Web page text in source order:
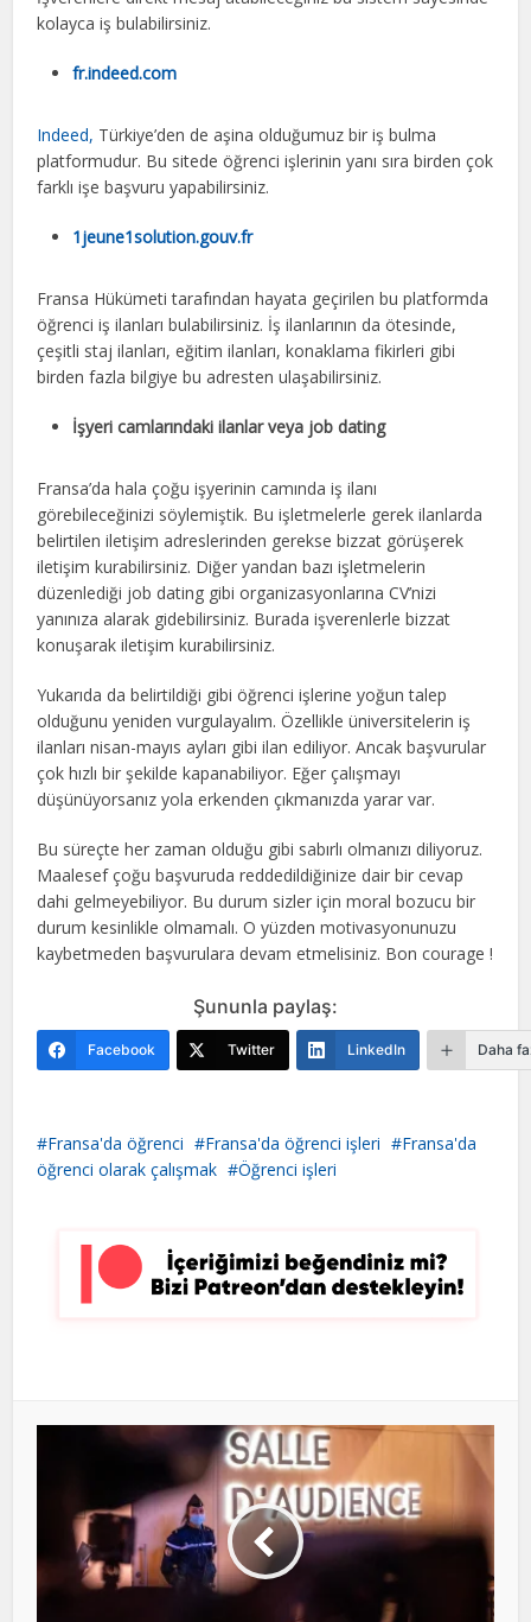
kolayca iş bulabilirsiniz.
fr.indeed.com
Indeed, Türkiye’den de aşina olduğumuz bir iş bulma
platformudur. Bu sitede öğrenci işlerinin yanı sıra birden çok
farklı işe başvuru yapabilirsiniz.
1jeune1solution.gouv.fr
Fransa Hükümeti tarafından hayata geçirilen bu platformda
öğrenci iş ilanları bulabilirsiniz. İş ilanlarının da ötesinde,
çeşitli staj ilanları, eğitim ilanları, konaklama fikirleri gibi
birden fazla bilgiye bu adresten ulaşabilirsiniz.
İşyeri camlarındaki ilanlar veya job dating
Fransa’da hala çoğu işyerinin camında iş ilanı
görebileceğinizi söylemiştik. Bu işletmelerle gerek ilanlarda
belirtilen iletişim adreslerinden gerekse bizzat görüşerek
iletişim kurabilirsiniz. Diğer yandan bazı işletmelerin
düzenlediği job dating gibi organizasyonlarına CV’nizi
yanınıza alarak gidebilirsiniz. Burada işverenlerle bizzat
konuşarak iletişim kurabilirsiniz.
Yukarıda da belirtildiği gibi öğrenci işlerine yoğun talep
olduğunu yeniden vurgulayalım. Özellikle üniversitelerin iş
ilanları nisan-mayıs ayları gibi ilan ediliyor. Ancak başvurular
çok hızlı bir şekilde kapanabiliyor. Eğer çalışmayı
düşünüyorsanız yola erkenden çıkmanızda yarar var.
Bu süreçte her zaman olduğu gibi sabırlı olmanızı diliyoruz.
Maalesef çoğu başvuruda reddedildiğinize dair bir cevap
dahi gelmeyebiliyor. Bu durum sizler için moral bozucu bir
durum kesinlikle olmamalı. O yüzden motivasyonunuzu
kaybetmeden başvurulara devam etmelisiniz. Bon courage !
Şununla paylaş:
Facebook Twitter LinkedIn Daha
Fransa'da öğrenci Fransa'da öğrenci işleri
Fransa'da
öğrenci olarak çalışmak
Öğrenci işleri